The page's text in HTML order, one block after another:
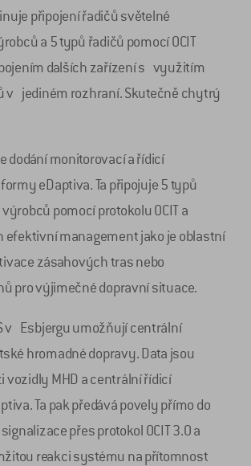
připojení řadičů světelné
a 5 typů řadičů pomocí OCIT
dalších zařízení s využitím
v jediném rozhraní. Skutečně chytrý
dodání monitorovací a řídicí
eDaptiva. Ta připojuje 5 typů
pomocí protokolu OCIT a
efektivní management jako je oblastní
zásahových tras nebo
pro výjimečné dopravní situace.
v Esbjergu umožňují centrální
hromadné dopravy. Data jsou
vozidly MHD a centrální řídicí
Ta pak předává povely přímo do
přes protokol OCIT 3.0 a
reakci systému na přítomnost